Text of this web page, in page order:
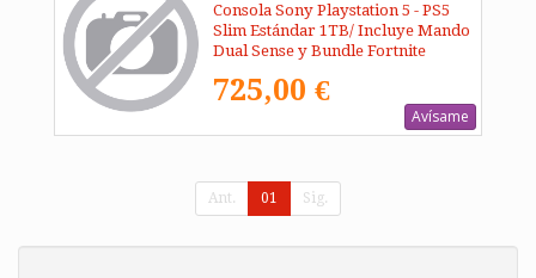
Consola Sony Playstation 5 - PS5
Slim Estándar 1TB/ Incluye Mando
Dual Sense y Bundle Fortnite
725,00 €
Avísame
Ant. 01 Sig.